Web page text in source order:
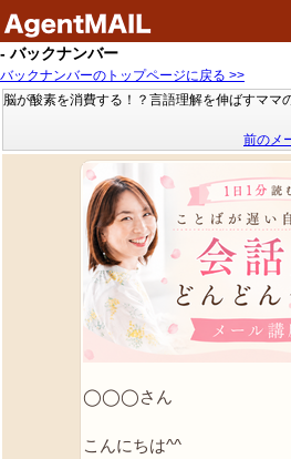
- バックナンバー
バックナンバーのトップページに戻る >>
脳が酸素を消費する！？言語理解を伸ばすママ
前のメ
◯◯◯さん
こんにちは^^